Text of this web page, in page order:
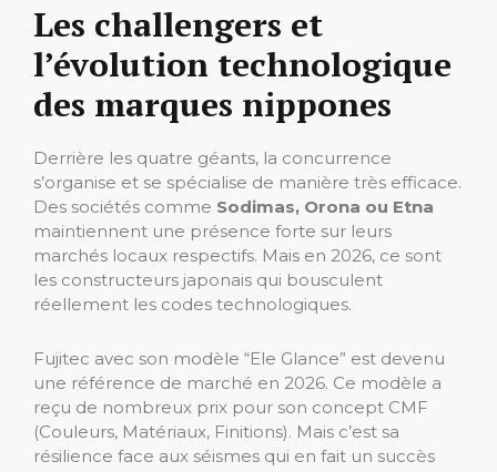
Les challengers et
l’évolution technologique
des marques nippones
Derrière les quatre géants, la concurrence
s’organise et se spécialise de manière très efficace.
Des sociétés comme Sodimas, Orona ou Etna
maintiennent une présence forte sur leurs
marchés locaux respectifs. Mais en 2026, ce sont
les constructeurs japonais qui bousculent
réellement les codes technologiques.
Fujitec avec son modèle “Ele Glance” est devenu
une référence de marché en 2026. Ce modèle a
reçu de nombreux prix pour son concept CMF
(Couleurs, Matériaux, Finitions). Mais c’est sa
résilience face aux séismes qui en fait un succès